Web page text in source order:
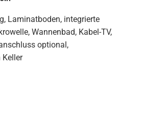
Laminatboden, integrierte
Wannenbad, Kabel-TV,
optional,